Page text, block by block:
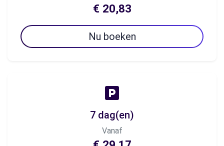
€ 20,83
Nu boeken
7 dag(en)
Vanaf